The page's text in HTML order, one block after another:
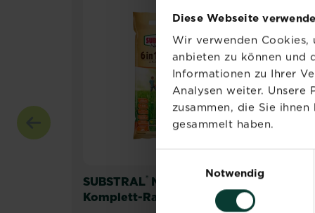
Diese Webseite
Wir verwenden Cookies,
anbieten zu können und
Informationen zu Ihrer
Analysen weiter. Unsere
zusammen, die Sie
gesammelt haben.
Notwendig
SUBSTRAL® Naturen
6 in 1
Komplett-Rasendünger